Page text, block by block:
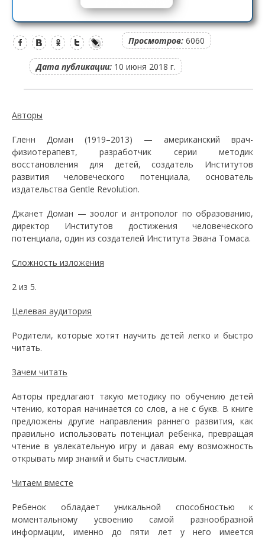
Просмотров: 6060
Дата публикации: 10 июня 2018 г.
Авторы
Гленн Доман (1919–2013) — американский врач-
физиотерапевт, разработчик серии методик
восстановления для детей, создатель Институтов
развития человеческого потенциала, основатель
издательства Gentle Revolution.
Джанет Доман — зоолог и антрополог по образованию,
директор Институтов достижения человеческого
потенциала, один из создателей Института Эвана Томаса.
Сложность изложения
2 из 5.
Целевая аудитория
Родители, которые хотят научить детей легко и быстро
читать.
Зачем читать
Авторы предлагают такую методику по обучению детей
чтению, которая начинается со слов, а не с букв. В книге
предложены другие направления раннего развития, как
правильно использовать потенциал ребенка, превращая
чтение в увлекательную игру и давая ему возможность
открывать мир знаний и быть счастливым.
Читаем вместе
Ребенок обладает уникальной способностью к
моментальному усвоению самой разнообразной
информации, именно до пяти лет у него имеется